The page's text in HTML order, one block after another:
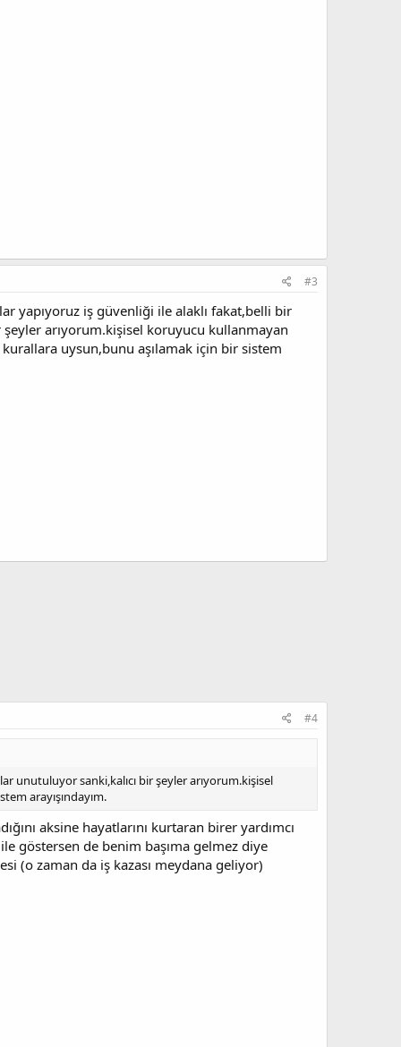
#3
yapıyoruz iş güvenliği ile alaklı fakat,belli bir
arıyorum.kişisel koruyucu kullanmayan
uysun,bunu aşılamak için bir sistem
#4
unutuluyor sanki,kalıcı bir şeyler arıyorum.kişisel
arayışındayım.
aksine hayatlarını kurtaran birer yardımcı
göstersen de benim başıma gelmez diye
(o zaman da iş kazası meydana geliyor)